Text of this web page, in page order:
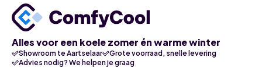
Alles voor een koele zomer én warme winter
Showroom te Aartselaar
Grote voorraad, snelle levering
Advies nodig? We helpen je graag